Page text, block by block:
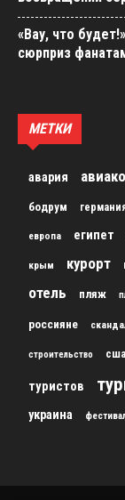
«Вау, что
сюрприз
МЕТКИ
авария
бодрум
европа египет
крым курорт
отель
пляж
россияне
строительство сша
туристов
украина